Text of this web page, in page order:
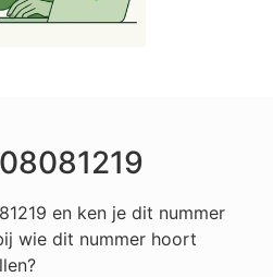
en ken je dit nummer
wie dit nummer hoort